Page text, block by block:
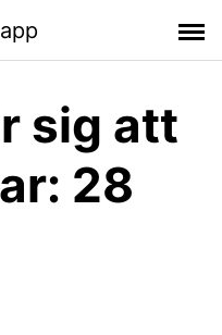
sig att
28